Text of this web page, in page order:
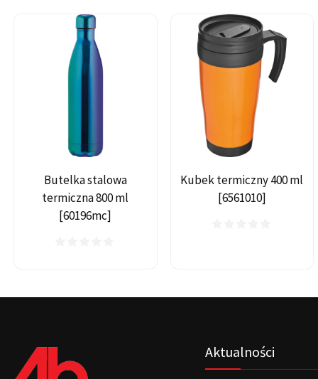
Butelka stalowa
termiczna 800 ml
[60196mc]
Kubek termiczny 400 ml
[6561010]
Aktualności